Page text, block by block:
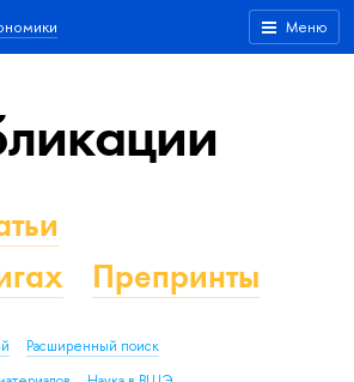
Меню
Препринты
Расширенный поиск